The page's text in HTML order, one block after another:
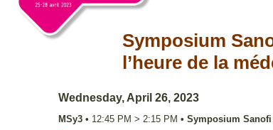
Symposium
l’heure de la
Wednesday, April 26, 2023
MSy3 • 12:45 PM > 2:15 PM • Symposium